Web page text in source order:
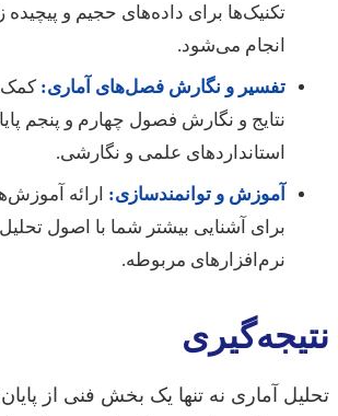
تکنیک‌ها برای داده‌های حجیم و
انجام می‌شود.
تفسیر و نگارش فصل‌های آماری: کمک
نتایج و نگارش فصول چهارم و پنجم
استانداردهای علمی و نگارشی.
آموزش و توانمندسازی: ارائه
برای آشنایی بیشتر شما با اصول
نرم‌افزارهای مربوطه.
نتیجه‌گیری
تحلیل آماری نه تنها یک بخش فنی از